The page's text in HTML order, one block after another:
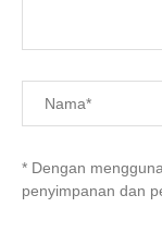
* Dengan
penyimpanan dan